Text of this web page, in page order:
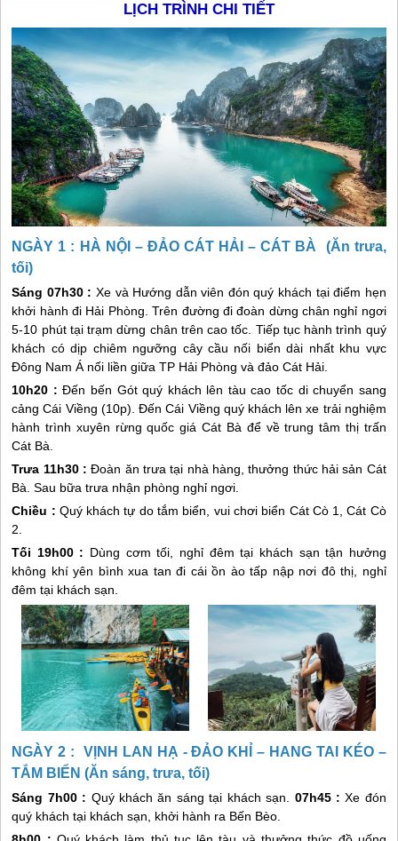
LỊCH TRÌNH CHI TIẾT
NGÀY 1 : HÀ NỘI – ĐẢO CÁT HẢI –CÁT BÀ (Ăn trưa,
tối)
Sáng 07h30 : Xe và Hướng dẫn viên đón quý khách tại điểm hẹn
khởi hành đi Hải Phòng. Trên đường đi đoàn dừng chân nghỉ ngơi
5-10 phút tại trạm dừng chân trên cao tốc. Tiếp tục hành trình quý
khách có dịp chiêm ngưỡng cây cầu nối biển dài nhất khu vực
Đông Nam Á nối liền giữa TP Hải Phòng và đảo Cát Hải.
10h20 : Đến bến Gót quý khách lên tàu cao tốc di chuyển sang
cảng Cái Viềng (10p). Đến Cái Viềng quý khách lên xe trải nghiệm
hành trình xuyên rừng quốc giáCát Bàđể về trung tâm thị trấn
Cát Bà.
Trưa 11h30 : Đoàn ăn trưa tại nhà hàng, thưởng thức hải sản Cát
Bà. Sau bữa trưa nhận phòng nghỉ ngơi.
Chiều : Quý khách tự do tắm biển, vui chơi biển Cát Cò 1, Cát Cò
2.
Tối 19h00 : Dùng cơm tối, nghỉ đêm tại khách sạn tận hưởng
không khí yên bình xua tan đi cái ồn ào tấp nập nơi đô thị, nghỉ
đêm tại khách sạn.
NGÀY 2 : VỊNH LAN HẠ - ĐẢO KHỈ – HANG TAI KÉO –
TẮM BIỂN (Ăn sáng, trưa, tối)
Sáng 7h00 : Quý khách ăn sáng tại khách sạn. 07h45 : Xe đón
quý khách tại khách sạn, khởi hành ra Bến Bèo.